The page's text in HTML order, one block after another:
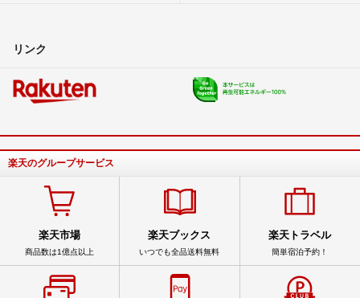
リンク
楽天のグループサービス
楽天市場
商品数は1億点以上
楽天ブックス
いつでも全品送料無料
楽天トラベル
簡単宿泊予約！